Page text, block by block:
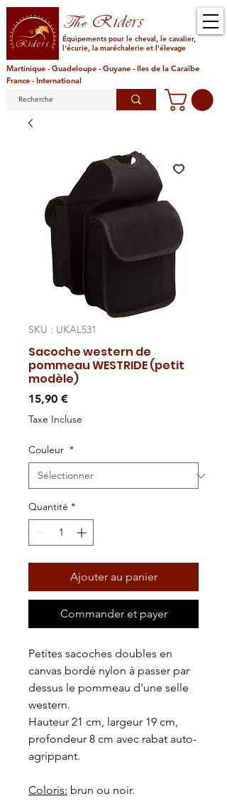
TheRiders
Équipements pour le cheval, le cavalier,
l'écurie, la maréchalerie et l'élevage
Martinique - Guadeloupe - Guyane - Iles de la Caraïbe
France - International
SKU : UKAL531
Sacoche western de
pommeau WESTRIDE (petit
modèle)
15,90 €Prix
Taxe Incluse
Couleur *
Quantité *
Ajouter au panier
Commander et payer
Petites sacoches doubles en
canvas bordé nylon à passer par
dessus le pommeau d'une selle
western.
Hauteur 21 cm, largeur 19 cm,
profondeur 8 cm avec rabat auto-
agrippant.
Coloris: brun ou noir.